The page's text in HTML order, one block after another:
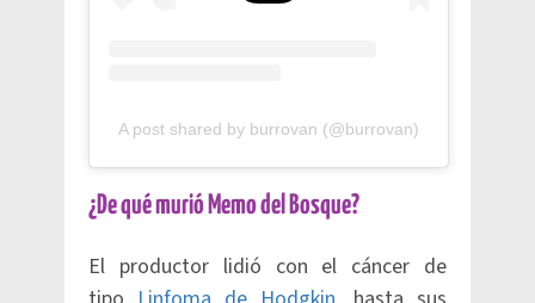
A post shared by burrovan (@burrovan)
¿De qué murió Memo del Bosque?
El productor lidió con el cáncer de